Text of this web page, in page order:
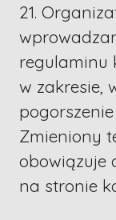
21.
regulaminu
w zakresie,
Zmieniony
obowiązuje
na stronie